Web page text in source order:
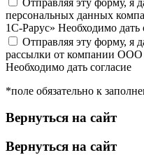
персональных данных
1С-Рарус» Необходимо дать
Отправляя эту форму, я
рассылки от компании
Необходимо дать согласие
*поле обязательно к
Вернуться на сайт
Вернуться на сайт